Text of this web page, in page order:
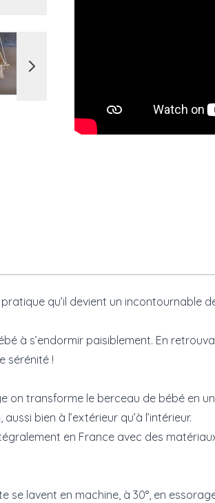
larger image
qu’il devient un incontournable
à s’endormir paisiblement. En
sérénité !
on transforme le berceau de bébé en
bien à l’extérieur qu’à l’intérieur.
en France avec des
se lavent en machine, à 30°, en